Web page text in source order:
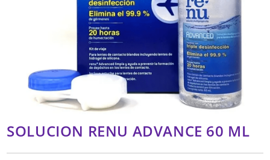
SOLUCION RENU ADVANCE 60 ML